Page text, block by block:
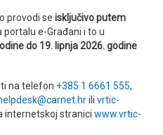
provodi se isključivo putem
portalu e-Građani i to u
do 19. lipnja 2026. godine
na telefon +385 1 6661 555,
ili vrtic-
internetskoj stranici www.vrtic-